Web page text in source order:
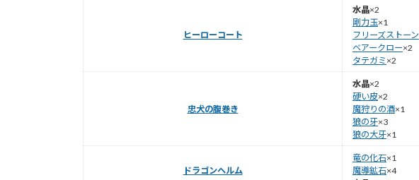
ヒーローコート
水晶×2
剛力玉×1
フリーズストーン
ベアークロー×2
タテガミ ×2
忠犬の腹巻き
水晶×2
硬い皮×2
魔狩りの酒×1
狼の牙×3
狼の大牙×1
ドラゴンヘルム
竜の化石×1
魔導鉱石×4